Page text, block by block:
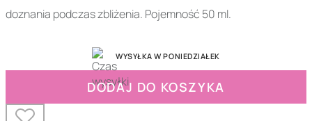
doznania podczas zbliżenia. Pojemność 50 ml.
WYSYŁKA W PONIEDZIAŁEK
DODAJ DO KOSZYKA